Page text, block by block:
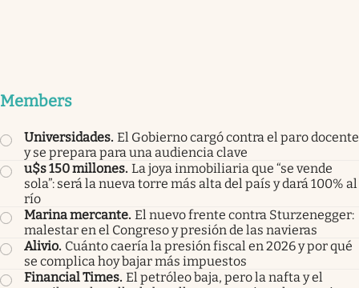
Members
Universidades. El Gobierno cargó contra el paro docente
y se prepara para una audiencia clave
u$s 150 millones. La joya inmobiliaria que “se vende
sola”: será la nueva torre más alta del país y dará 100% al
río
Marina mercante. El nuevo frente contra Sturzenegger:
malestar en el Congreso y presión de las navieras
Alivio. Cuánto caería la presión fiscal en 2026 y por qué
se complica hoy bajar más impuestos
Financial Times. El petróleo baja, pero la nafta y el